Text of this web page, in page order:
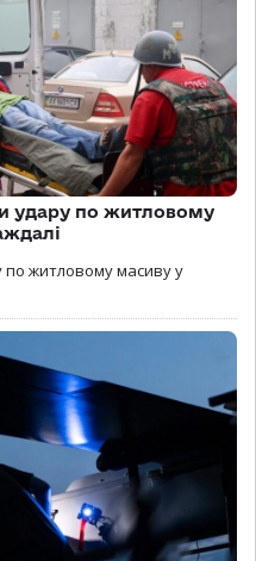
удару по житловому
по житловому масиву у